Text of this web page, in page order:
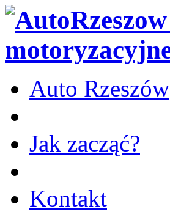
Auto Rzeszów
Jak zacząć?
Kontakt